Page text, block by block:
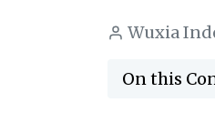
Wuxia
On this